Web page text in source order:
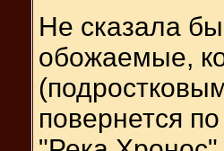
Не сказала
обожаемые,
повернется